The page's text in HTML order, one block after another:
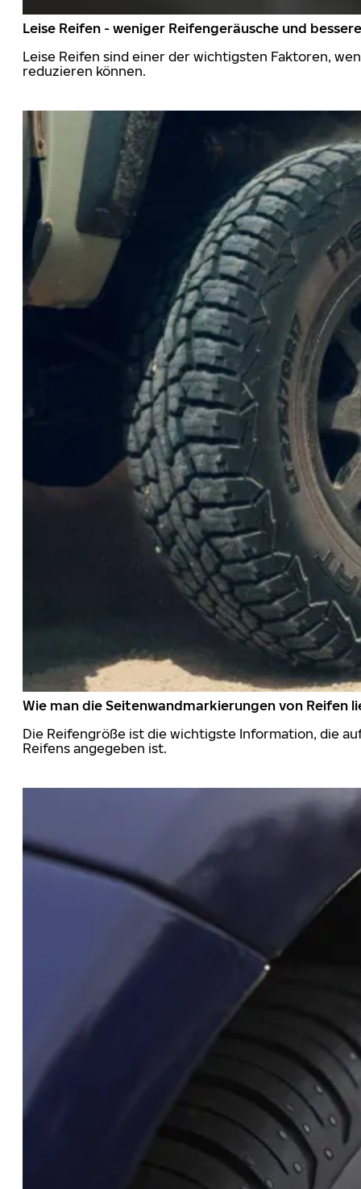
Leise Reifen - weniger Reifengeräusche und
Leise Reifen sind einer der wichtigsten Faktoren,
reduzieren können.
Wie man die Seitenwandmarkierungen von Reifen
Die Reifengröße ist die wichtigste Information, die
Reifens angegeben ist.